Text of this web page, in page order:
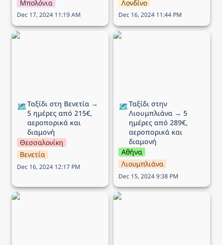
Μπολόνια
Dec 17, 2024 11:19 AM
Λονδίνο
Dec 16, 2024 11:44 PM
Ταξίδι στη Βενετία → 5
🗺️Ταξίδι στη Βενετία →
5 ημέρες από 215€,
αεροπορικά και
διαμονή
Θεσσαλονίκη
Βενετία
Dec 16, 2024 12:17 PM
Ταξίδι στην Λιουμπλιάνα
🗺️Ταξίδι στην
Λιουμπλιάνα → 5
ημέρες από 289€,
αεροπορικά και
διαμονή
Αθήνα
Λιουμπλιάνα
Dec 15, 2024 9:38 PM
Ταξίδι στο Εδιμβούργο →
Ταξίδι στην Μάλτα → 5